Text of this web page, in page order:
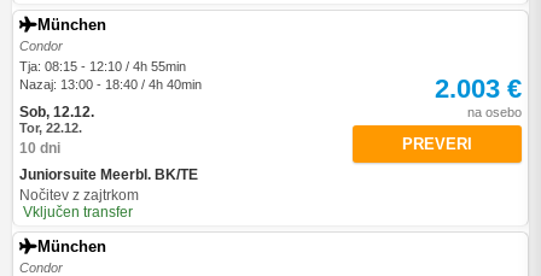
München
Condor
Tja: 08:15 - 12:10 / 4h 55min
Nazaj: 13:00 - 18:40 / 4h 40min
Sob, 12.12.
Tor, 22.12.
10 dni
Juniorsuite Meerbl. BK/TE
Nočitev z zajtrkom
Vključen transfer
2.003 €
na osebo
PREVERI
München
Condor